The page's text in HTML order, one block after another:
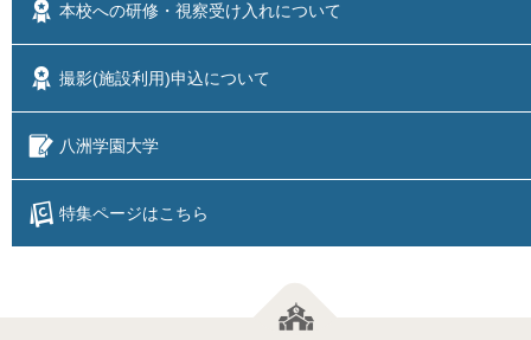
本校への研修・視察受け入れについて
撮影(施設利用)申込について
八洲学園大学
特集ページはこちら